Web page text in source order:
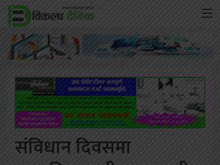
संविधान दिवसमा